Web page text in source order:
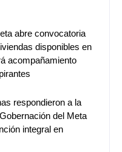
abre convocatoria
disponibles en
acompañamiento
respondieron a la
del Meta
integral en